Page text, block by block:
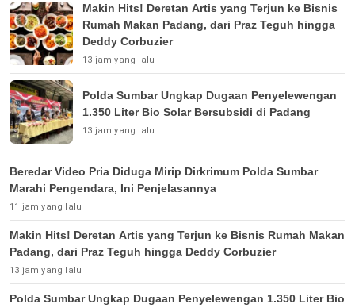
Makin Hits! Deretan Artis yang Terjun ke Bisnis
Rumah Makan Padang, dari Praz Teguh hingga
Deddy Corbuzier
13 jam yang lalu
Polda Sumbar Ungkap Dugaan Penyelewengan
1.350 Liter Bio Solar Bersubsidi di Padang
13 jam yang lalu
Beredar Video Pria Diduga Mirip Dirkrimum Polda Sumbar
Marahi Pengendara, Ini Penjelasannya
11 jam yang lalu
Makin Hits! Deretan Artis yang Terjun ke Bisnis Rumah Makan
Padang, dari Praz Teguh hingga Deddy Corbuzier
13 jam yang lalu
Polda Sumbar Ungkap Dugaan Penyelewengan 1.350 Liter Bio